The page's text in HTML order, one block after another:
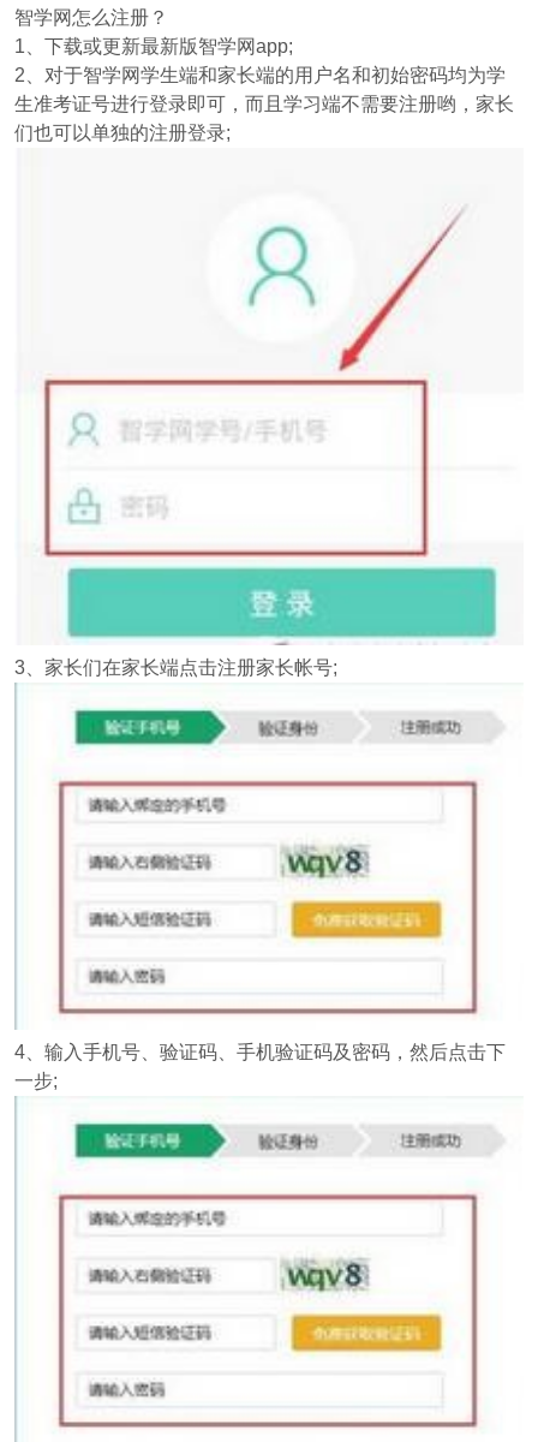
智学网怎么注册？
1、下载或更新最新版智学网app;
2、对于智学网学生端和家长端的用户名和初始密码均为学
生准考证号进行登录即可，而且学习端不需要注册哟，家长
们也可以单独的注册登录;
3、家长们在家长端点击注册家长帐号;
4、输入手机号、验证码、手机验证码及密码，然后点击下
一步;